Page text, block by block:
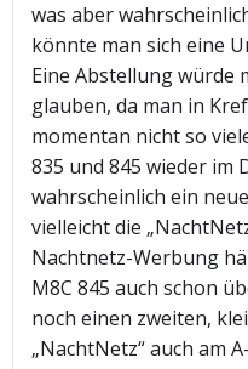
was aber
könnte man sich eine
Eine Abstellung würde
glauben, da man in
momentan nicht so
835 und 845 wieder im
wahrscheinlich ein
vielleicht die
Nachtnetz-Werbung
M8C 845 auch schon
noch einen zweiten,
„NachtNetz“ auch am